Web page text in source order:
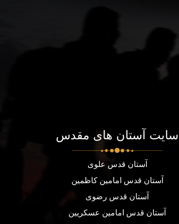
سایت آستان های مقدس
آستان قدس علوی
آستان قدس امامین کاظمین
آستان قدس رضوی
آستان قدس امامین عسکریین